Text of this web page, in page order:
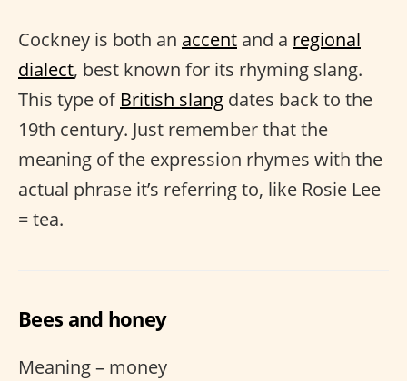
Cockney is both an accent and a regional
dialect, best known for its rhyming slang.
This type of British slang dates back to the
19th century. Just remember that the
meaning of the expression rhymes with the
actual phrase it’s referring to, like Rosie Lee
= tea.
Bees and honey
Meaning – money